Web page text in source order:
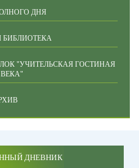
ДНЯ
"УЧИТЕЛЬСКАЯ ГОСТИНАЯ
ДНЕВНИК